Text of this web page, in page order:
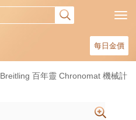
每日金價
Breitling 百年靈 Chronomat 機械計